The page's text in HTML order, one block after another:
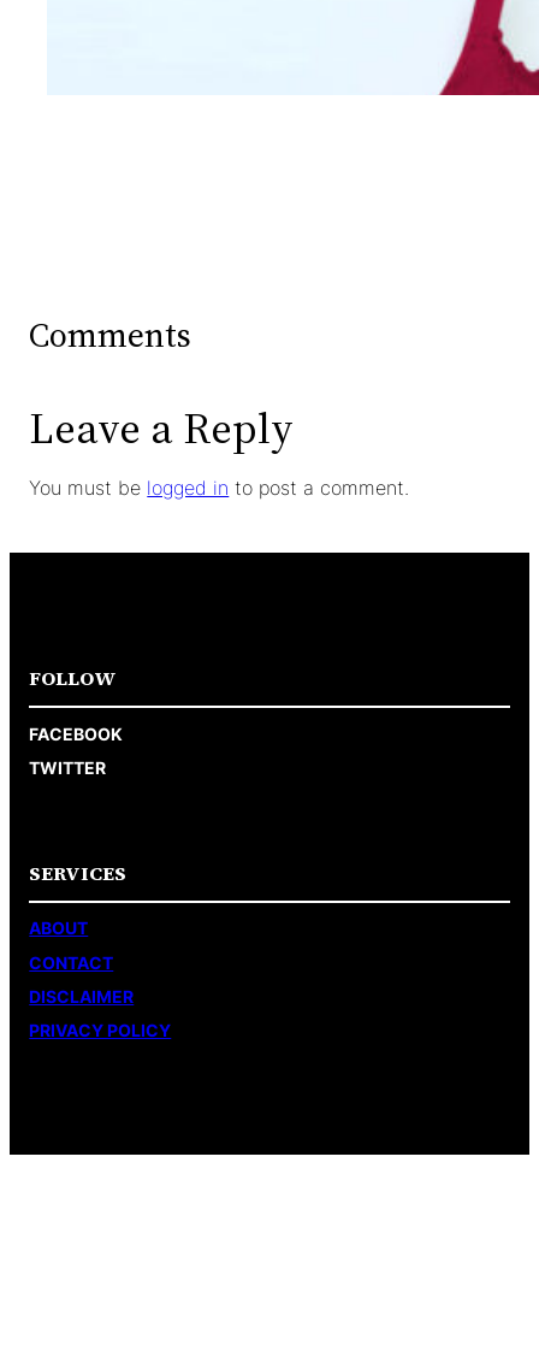
Mengintip Kepribadian
Wanita Dari Warna Bra
Comments
Leave a Reply
You must be logged in to post a comment.
FOLLOW
FACEBOOK
TWITTER
SERVICES
ABOUT
CONTACT
DISCLAIMER
PRIVACY POLICY